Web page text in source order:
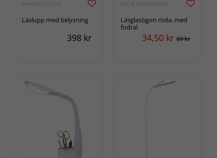
PHARMA OCULUS
Läslupp med belysning
398 kr
ATELJÉ MARGARETHA
Läsglasögon röda, med
fodral
34,50 kr 69 kr